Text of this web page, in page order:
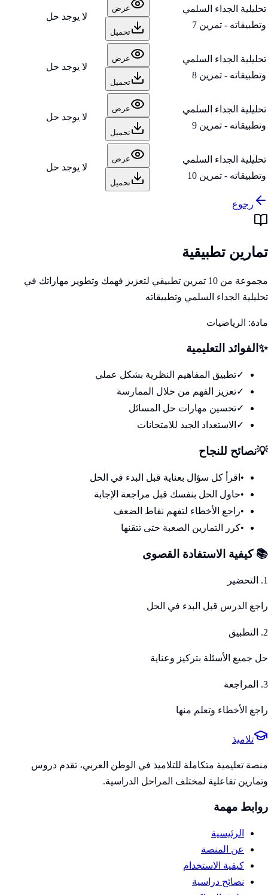
تحليلية الجداء السلمي
وتطبيقاته - تمرين 7
عرض
تحميل
لا يوجد حل
تحليلية الجداء السلمي
وتطبيقاته - تمرين 8
عرض
تحميل
لا يوجد حل
تحليلية الجداء السلمي
وتطبيقاته - تمرين 9
عرض
تحميل
لا يوجد حل
تحليلية الجداء السلمي
وتطبيقاته - تمرين 10
عرض
تحميل
لا يوجد حل
رجوع
تمارين تطبيقية
مجموعة من 10 تمرين تطبيقي لتعزيز فهمك وتطوير مهاراتك في
تحليلية الجداء السلمي وتطبيقاته
مادة: الرياضيات
✨ الفوائد التعليمية
✓تطبيق المفاهيم النظرية بشكل عملي
✓تعزيز الفهم من خلال الممارسة
✓تحسين مهارات حل المسائل
✓ الاستعداد الجيد للامتحانات
💡نصائح للنجاح
• اقرأ كل سؤال بعناية قبل البدء في الحل
•حاول الحل بنفسك قبل مراجعة الإجابة
•راجع الأخطاء لتفهم نقاط الضعف
•كرر التمارين الصعبة حتى تتقنها
📚 كيفية الاستفادة القصوى
1. التحضير
راجع الدرس قبل البدء في الحل
2. التطبيق
حل جميع الأسئلة بتركيز وعناية
3. المراجعة
راجع الأخطاء وتعلم منها
تلاميذ
منصة تعليمية متكاملة للتلاميذ في الوطن العربي، تقدم دروس
وتمارين تفاعلية لمختلف المراحل الدراسية.
روابط مهمة
الرئيسية
عن المنصة
كيفية الاستخدام
نصائح دراسية